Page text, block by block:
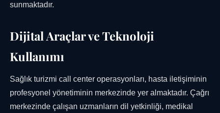
sunmaktadır.
Dijital Araçlar ve Teknoloji
Kullanımı
Sağlık turizmi call center operasyonları, hasta iletişiminin
profesyonel yönetiminin merkezinde yer almaktadır. Çağrı
merkezinde çalışan uzmanların dil yetkinliği, medikal